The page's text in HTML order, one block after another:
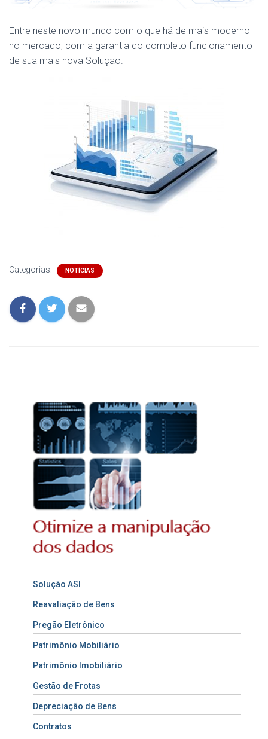
Entre neste novo mundo com o que há de mais moderno
no mercado, com a garantia do completo funcionamento
de sua mais nova Solução.
Categorias: NOTÍCIAS
Solução ASI
Reavaliação de Bens
Pregão Eletrônico
Patrimônio Mobiliário
Patrimônio Imobiliário
Gestão de Frotas
Depreciação de Bens
Contratos